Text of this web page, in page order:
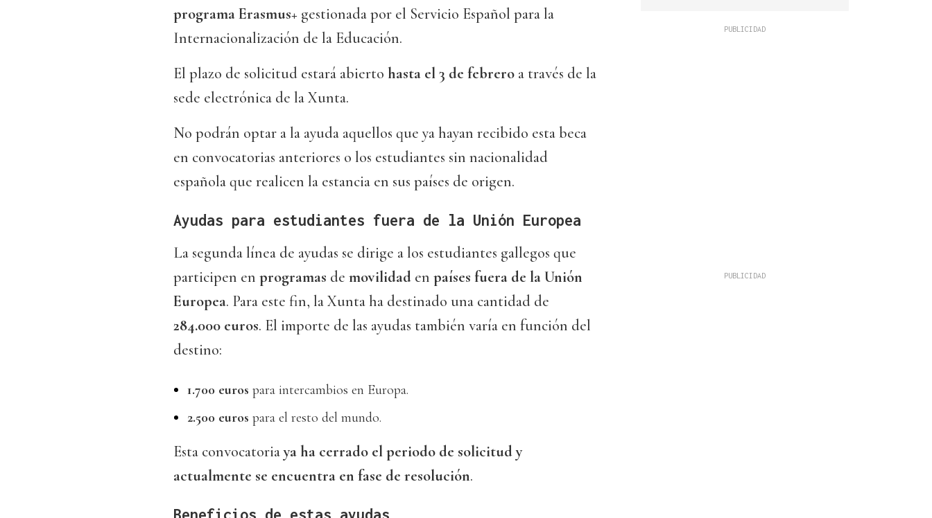
programa Erasmus+ gestionada por el Servicio Español para la
Internacionalización de la Educación.
El plazo de solicitud estará abierto hasta el 3 de febrero a través de la
sede electrónica de la Xunta.
No podrán optar a la ayuda aquellos que ya hayan recibido esta beca
en convocatorias anteriores o los estudiantes sin nacionalidad
española que realicen la estancia en sus países de origen.
Ayudas para estudiantes fuera de la Unión Europea
La segunda línea de ayudas se dirige a los estudiantes gallegos que
participen en programas de movilidad en países fuera de la Unión
Europea. Para este fin, la Xunta ha destinado una cantidad de
284.000 euros. El importe de las ayudas también varía en función del
destino:
1.700 euros para intercambios en Europa.
2.500 euros para el resto del mundo.
Esta convocatoriaya ha cerrado el periodo de solicitud y
actualmente se encuentra en fase de resolución.